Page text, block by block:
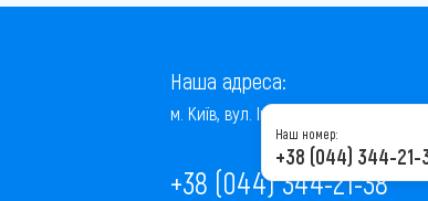
Наша адреса:
м. Київ, вул. Інститутська, 22/7, оф. 41
+38 (044) 344-21-38
Наш номер:
+38 (044) 344-21-